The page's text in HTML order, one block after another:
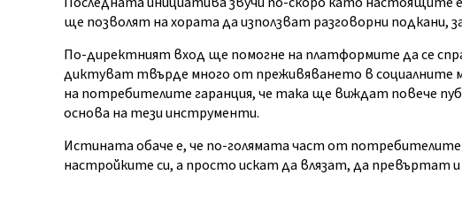
ще позволят на хората да използват разговорни подкани,
По-директният вход ще помогне на платформите да се
диктуват твърде много от преживяването в социалните
на потребителите гаранция, че така ще виждат повече
основа на тези инструменти.
Истината обаче е, че по-голямата част от
настройките си, а просто искат да влязат, да превъртат